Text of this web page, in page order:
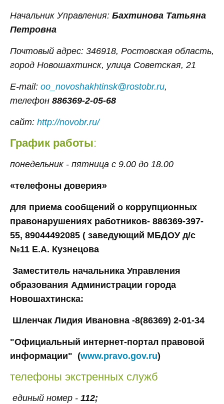
Начальник Управления: Бахтинова Татьяна
Петровна
Почтовый адрес: 346918, Ростовская область,
город Новошахтинск, улица Советская, 21
E-mail: oo_novoshakhtinsk@rostobr.ru,
телефон 886369-2-05-68
сайт: http://novobr.ru/
График работы:
понедельник - пятница с 9.00 до 18.00
«телефоны доверия»
для приема сообщений о коррупционных
правонарушениях работников- 886369-397-
55, 89044492085 ( заведующий МБДОУ д/с
№11 Е.А. Кузнецова
Заместитель начальника Управления
образования Администрации города
Новошахтинска:
Шленчак Лидия Ивановна -8(86369) 2-01-34
"Официальный интернет-портал правовой
информации" (www.pravo.gov.ru)
телефоны экстренных служб
единый номер - 112;